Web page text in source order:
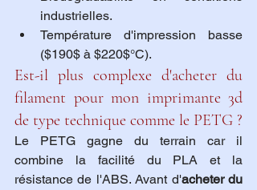
industrielles.
Température d'impression basse
($190$ à $220$°C).
Est-il plus complexe d'acheter du
filament pour mon imprimante 3d
de type technique comme le PETG ?
Le PETG gagne du terrain car il
combine la facilité du PLA et la
résistance de l'ABS. Avant d'acheter du